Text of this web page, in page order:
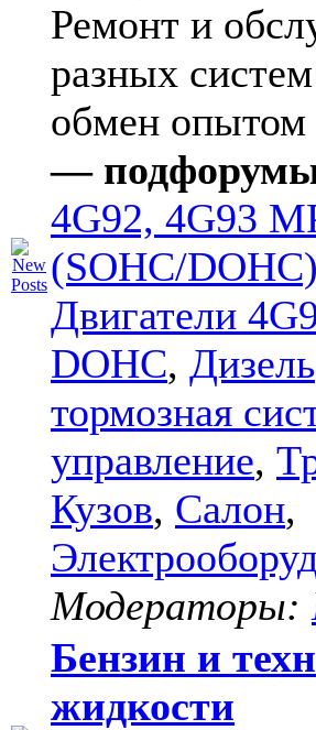
Ремонт и
разных
обмен опытом
—
4G92, 4G93
(SOHC/
Двигатели
DOHC, Дизель
тормозная
управление,
Кузов, Салон,
Модераторы:
Бензин и
жидкости